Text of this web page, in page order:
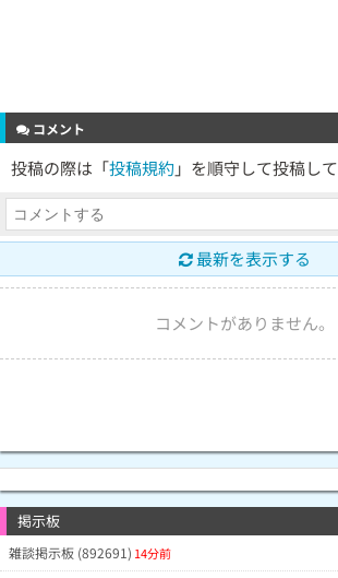
コメント
投稿の際は「投稿規約 」を順守して投稿して
最新を表示する
コメントがありません。
掲示板
雑談掲示板 (892691) 14分前